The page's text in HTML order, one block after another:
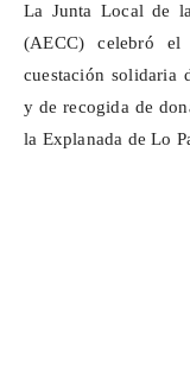
La Junta Local de
(AECC) celebró
cuestación solidaria
y de recogida de
la Explanada de Lo